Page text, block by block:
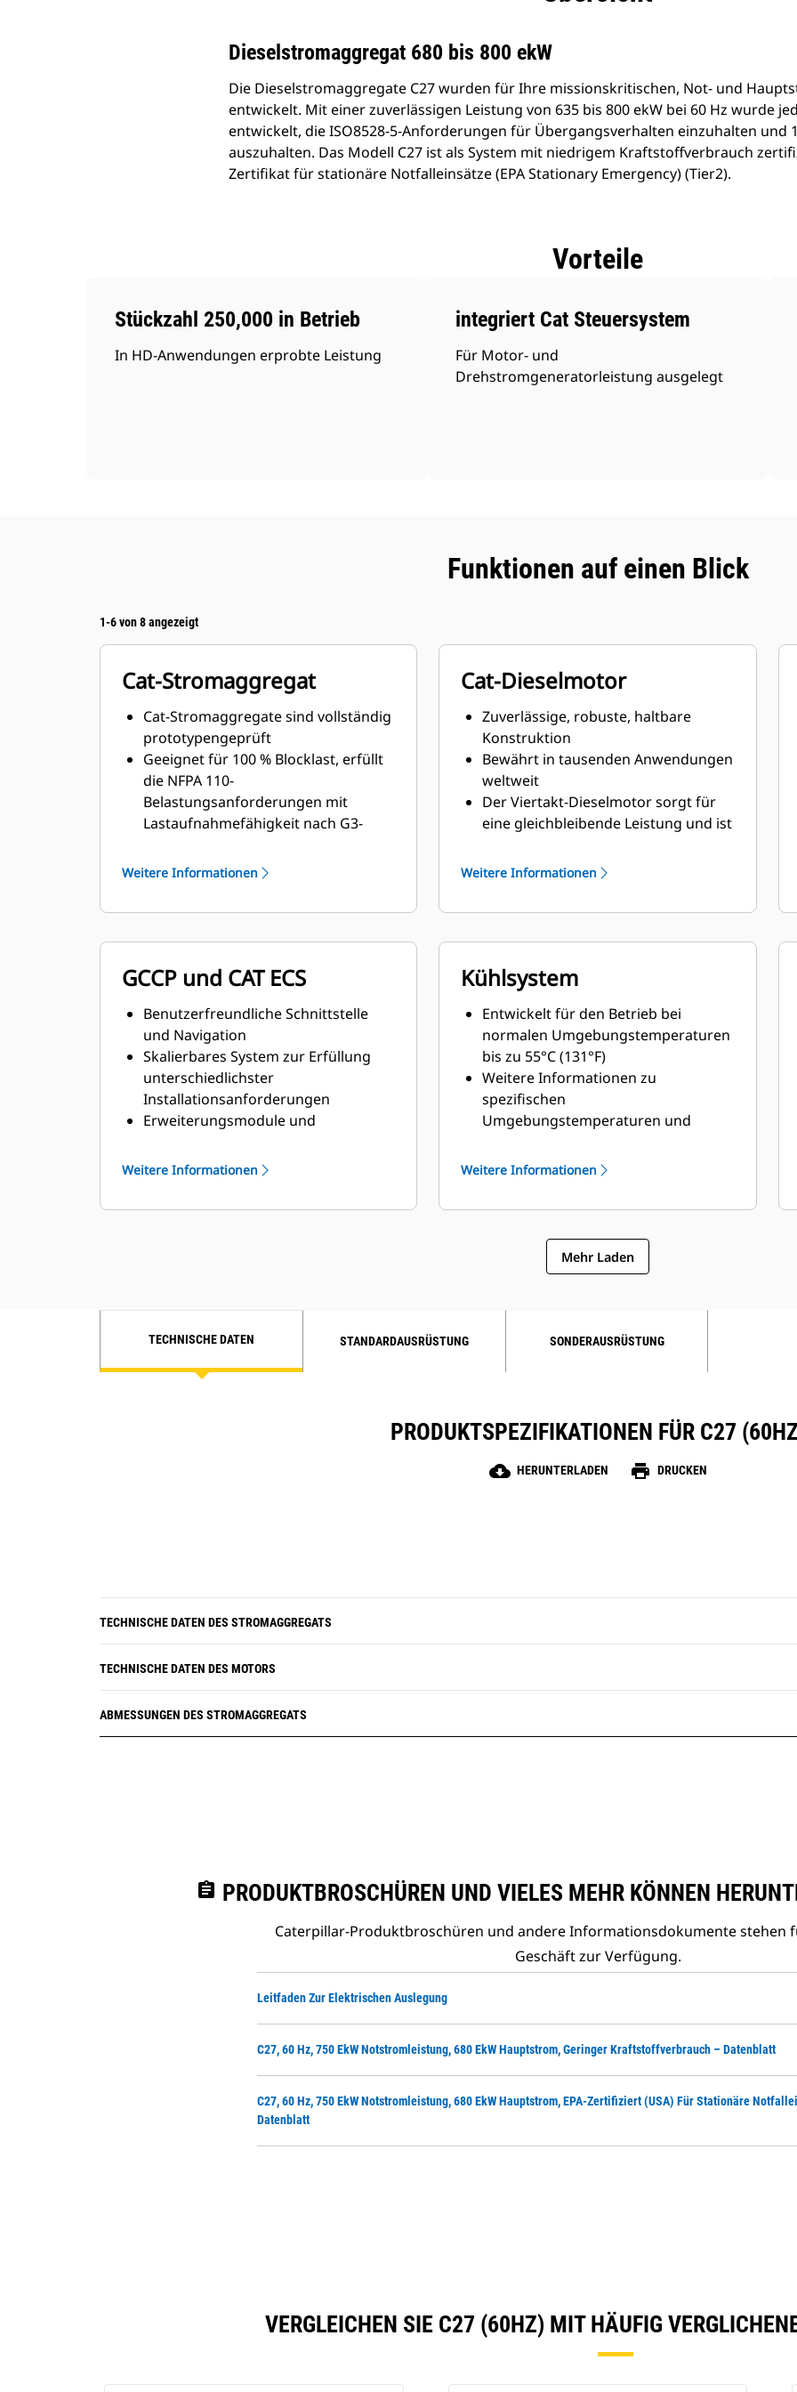
Dieselstromaggregat 680 bis 800 ekW
Die Dieselstromaggregate C27 wurden für Ihre missionskritischen, Not- und
entwickelt. Mit einer zuverlässigen Leistung von 635 bis 800 ekW bei 60 Hz wurde
entwickelt, die ISO8528-5-Anforderungen für Übergangsverhalten einzuhalten und
auszuhalten. Das Modell C27 ist als System mit niedrigem Kraftstoffverbrauch
Zertifikat für stationäre Notfalleinsätze (EPA Stationary Emergency) (Tier2).
Vorteile
Stückzahl 250,000 in Betrieb
In HD-Anwendungen erprobte Leistung
integriert Cat Steuersystem
Für Motor- und
Drehstromgeneratorleistung ausgelegt
Funktionen auf einen Blick
1-6 von 8 angezeigt
Cat-Stromaggregat
Cat-Stromaggregate sind vollständig
prototypengeprüft
Geeignet für 100 % Blocklast, erfüllt
die NFPA 110-
Belastungsanforderungen mit
Lastaufnahmefähigkeit nach G3-
Entspricht den Anforderungen an
Übergangsverhalten nach ISO 8528-5
Weitere Informationen
Cat-Dieselmotor
Zuverlässige, robuste, haltbare
Konstruktion
Bewährt in tausenden Anwendungen
weltweit
Der Viertakt-Dieselmotor sorgt für
eine gleichbleibende Leistung und ist
außerordentlich sparsam beim
Weitere Informationen
GCCP und CAT ECS
Benutzerfreundliche Schnittstelle
und Navigation
Skalierbares System zur Erfüllung
unterschiedlichster
Installationsanforderungen
Erweiterungsmodule und
Programmierung für spezifische
Weitere Informationen
Kühlsystem
Entwickelt für den Betrieb bei
normalen Umgebungstemperaturen
bis zu 55°C (131°F)
Weitere Informationen zu
spezifischen
Umgebungstemperaturen und
Händler
Weitere Informationen
Mehr Laden
TECHNISCHE DATEN STANDARDAUSRÜSTUNG SONDERAUSRÜSTUNG
PRODUKTSPEZIFIKATIONEN FÜR C27
cloud_download HERUNTERLADEN print DRUCKEN
TECHNISCHE DATEN DES STROMAGGREGATS
TECHNISCHE DATEN DES MOTORS
ABMESSUNGEN DES STROMAGGREGATS
assignment PRODUKTBROSCHÜREN UND VIELES MEHR KÖNNEN
Caterpillar-Produktbroschüren und andere Informationsdokumente stehen
Geschäft zur Verfügung.
Leitfaden Zur Elektrischen Auslegung
C27, 60 Hz, 750 EkW Notstromleistung, 680 EkW Hauptstrom, Geringer Kraftstoffverbrauch – Datenblatt
C27, 60 Hz, 750 EkW Notstromleistung, 680 EkW Hauptstrom, EPA-Zertifiziert (USA) Für Stationäre
Datenblatt
VERGLEICHEN SIE C27 (60HZ) MIT HÄUFIG